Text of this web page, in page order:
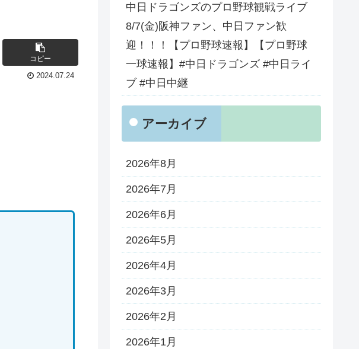
コピー
2024.07.24
中日ドラゴンズのプロ野球観戦ライブ
8/7(金)阪神ファン、中日ファン歓
迎！！！【プロ野球速報】【プロ野球
一球速報】#中日ドラゴンズ #中日ライ
ブ #中日中継
アーカイブ
2026年8月
2026年7月
2026年6月
2026年5月
2026年4月
2026年3月
2026年2月
2026年1月